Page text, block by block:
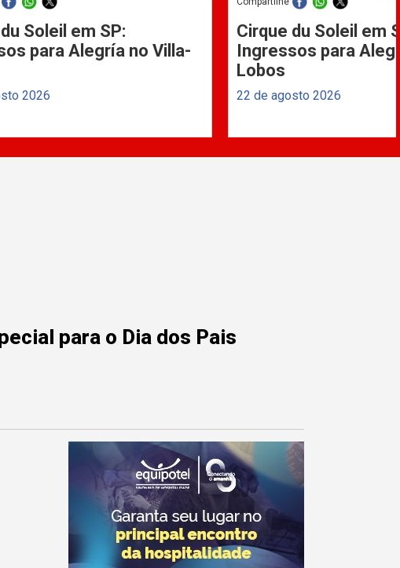
Soleil em SP:
para Alegría no Villa-
2026
Cirque du Soleil em
Ingressos para
Lobos
22 de agosto 2026
para o Dia dos Pais